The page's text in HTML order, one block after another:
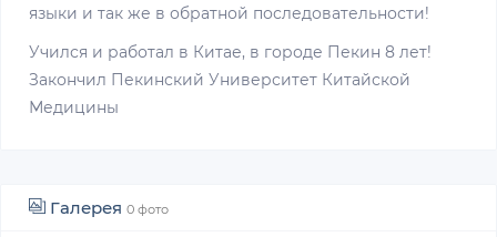
языки и так же в обратной последовательности!
Учился и работал в Китае, в городе Пекин 8 лет!
Закончил Пекинский Университет Китайской
Медицины
Галерея 0 фото